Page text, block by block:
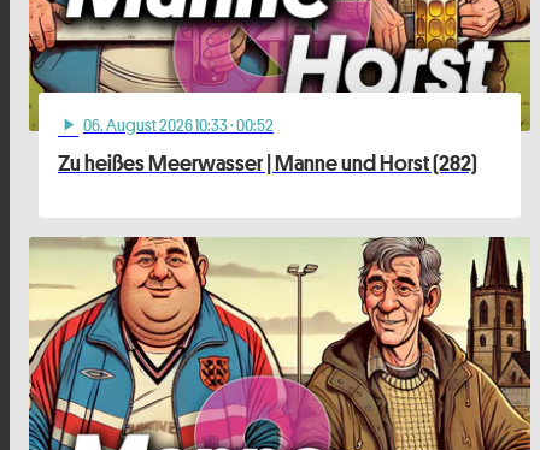
play_arrow 06. August 2026 10:33· 00:52
Zu heißes Meerwasser | Manne und Horst (282)